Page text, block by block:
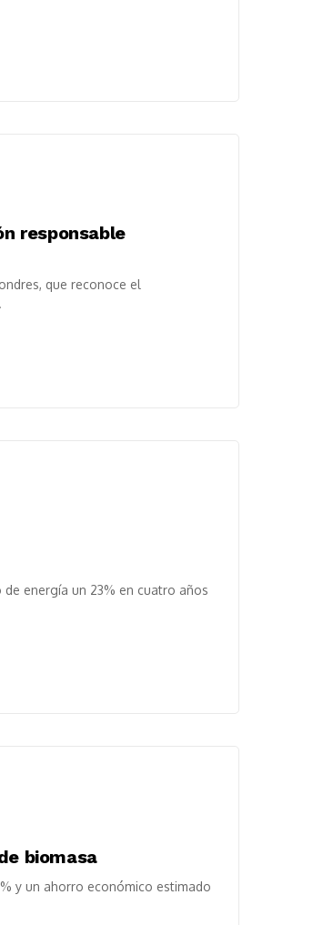
responsable
que reconoce el
energía un 23% en cuatro años
biomasa
y un ahorro económico estimado